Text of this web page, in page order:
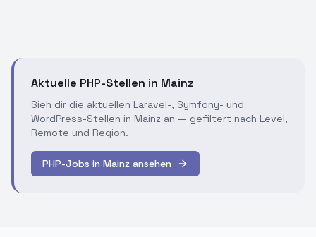
Aktuelle PHP-Stellen in Mainz
Sieh dir die aktuellen Laravel-, Symfony- und
WordPress-Stellen in Mainz an — gefiltert nach Level,
Remote und Region.
PHP-Jobs in Mainz ansehen